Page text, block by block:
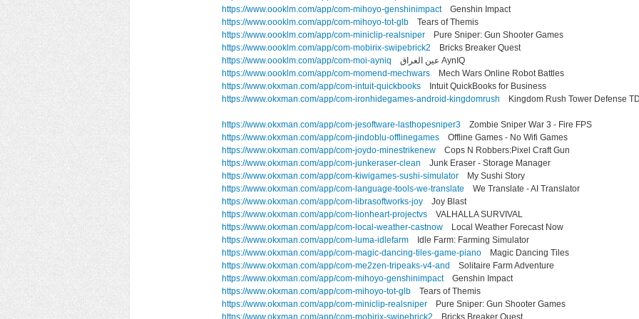
https://www.oooklm.com/app/com-mihoyo-genshinimpactGenshin Impact
https://www.oooklm.com/app/com-mihoyo-tot-glb Tears of Themis
https://www.oooklm.com/app/com-miniclip-realsniper Pure Sniper: Gun Shooter Games
https://www.oooklm.com/app/com-mobirix-swipebrick2 Bricks Breaker Quest
https://www.oooklm.com/app/com-moi-ayniq
عين العراق AynIQ
https://www.oooklm.com/app/com-momend-mechwars Mech Wars Online Robot Battles
https://www.okxman.com/app/com-intuit-quickbooks Intuit QuickBooks for Business
https://www.okxman.com/app/com-ironhidegames-android-kingdomrush Kingdom Rush Tower Defense
https://www.okxman.com/app/com-jesoftware-lasthopesniper3 Zombie Sniper War 3 - Fire FPS
https://www.okxman.com/app/com-jindoblu-offlinegames Offline Games - No Wifi Games
https://www.okxman.com/app/com-joydo-minestrikenew Cops N Robbers:Pixel Craft Gun
https://www.okxman.com/app/com-junkeraser-clean Junk Eraser - Storage Manager
https://www.okxman.com/app/com-kiwigames-sushi-simulator My Sushi Story
https://www.okxman.com/app/com-language-tools-we-translate We Translate - AI Translator
https://www.okxman.com/app/com-librasoftworks-joy Joy Blast
https://www.okxman.com/app/com-lionheart-projectvs VALHALLA SURVIVAL
https://www.okxman.com/app/com-local-weather-castnow Local Weather Forecast Now
https://www.okxman.com/app/com-luma-idlefarm Idle Farm: Farming Simulator
https://www.okxman.com/app/com-magic-dancing-tiles-game-piano Magic Dancing Tiles
https://www.okxman.com/app/com-me2zen-tripeaks-v4-and
Solitaire Farm Adventure
https://www.okxman.com/app/com-mihoyo-genshinimpactGenshin Impact
https://www.okxman.com/app/com-mihoyo-tot-glb Tears of Themis
https://www.okxman.com/app/com-miniclip-realsniper Pure Sniper: Gun Shooter Games